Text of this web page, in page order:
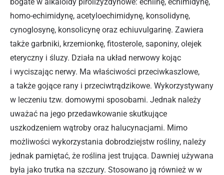
homo-echimidynę, acetyloechimidynę, konsolidynę,
cynoglosynę, konsolicynę oraz echiuvulgarinę. Zawiera
także garbniki, krzemionkę, fitosterole, saponiny, olejek
eteryczny i śluzy. Działa na układ nerwowy kojąc
i wyciszając nerwy. Ma właściwości przeciwkaszlowe,
a także gojące rany i przeciwtrądzikowe. Wykorzystywany
w leczeniu tzw. domowymi sposobami. Jednak należy
uważać na jego przedawkowanie skutkujące
uszkodzeniem wątroby oraz halucynacjami. Mimo
możliwości wykorzystania dobrodziejstw rośliny, należy
jednak pamiętać, że roślina jest trująca. Dawniej używana
była jako trutka na szczury. Stosowano ją również w w